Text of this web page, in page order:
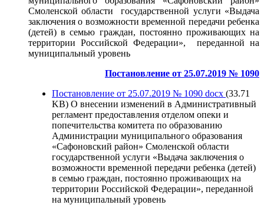
Смоленской области государственной услуги «Выдача
заключения о возможности временной передачи ребенка
(детей) в семью граждан, постоянно проживающих на
территории Российской Федерации», переданной на
муниципальный уровень
Постановление от 25.07.2019 № 1090
Постановление от 25.07.2019 № 1090 docx (33.71
KB) О внесении изменений в Административный
регламент предоставления отделом опеки и
попечительства комитета по образованию
Администрации муниципального образования
«Сафоновский район» Смоленской области
государственной услуги «Выдача заключения о
возможности временной передачи ребенка (детей)
в семью граждан, постоянно проживающих на
территории Российской Федерации», переданной
на муниципальный уровень